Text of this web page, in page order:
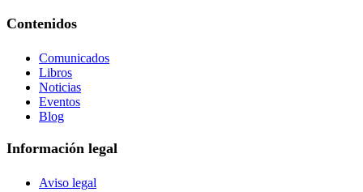
Contenidos
Comunicados
Libros
Noticias
Eventos
Blog
Información legal
Aviso legal